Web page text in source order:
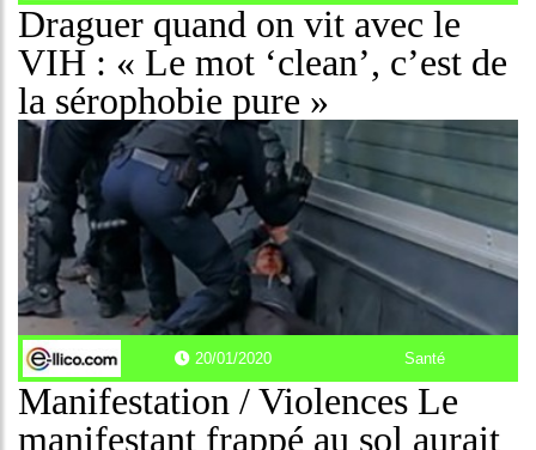
Draguer quand on vit avec le
VIH : « Le mot ‘clean’, c’est de
la sérophobie pure »
20/01/2020 Santé
Manifestation / Violences Le
manifestant frappé au sol aurait